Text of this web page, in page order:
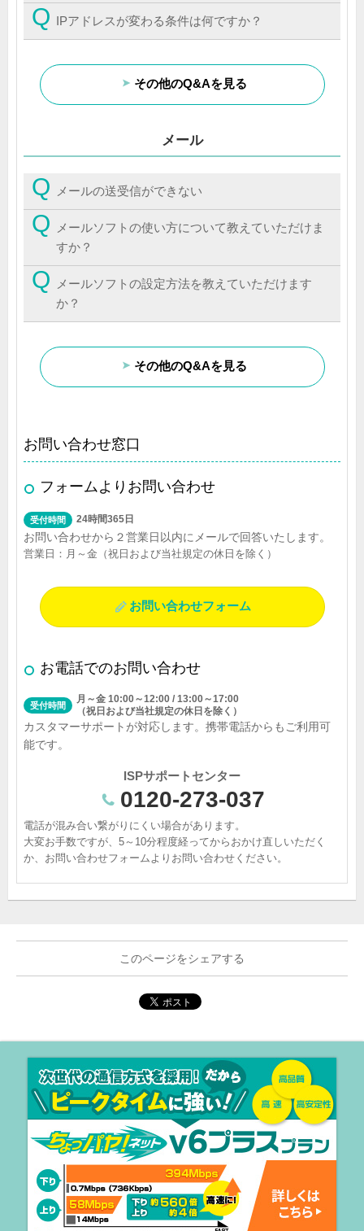
IPアドレスが変わる条件は何ですか？
その他のQ&Aを見る
メール
メールの送受信ができない
メールソフトの使い方について教えていただけま
すか？
メールソフトの設定方法を教えていただけます
か？
その他のQ&Aを見る
お問い合わせ窓口
フォームよりお問い合わせ
受付時間 24時間365日
お問い合わせから２営業日以内にメールで回答いたします。
営業日：月～金（祝日および当社規定の休日を除く）
お問い合わせフォーム
お電話でのお問い合わせ
受付時間
月～金 10:00～12:00 / 13:00～17:00
（祝日および当社規定の休日を除く）
カスタマーサポートが対応します。携帯電話からもご利用可
能です。
ISPサポートセンター
0120-273-037
電話が混み合い繋がりにくい場合があります。
大変お手数ですが、5～10分程度経ってからおかけ直しいただく
か、お問い合わせフォームよりお問い合わせください。
このページをシェアする